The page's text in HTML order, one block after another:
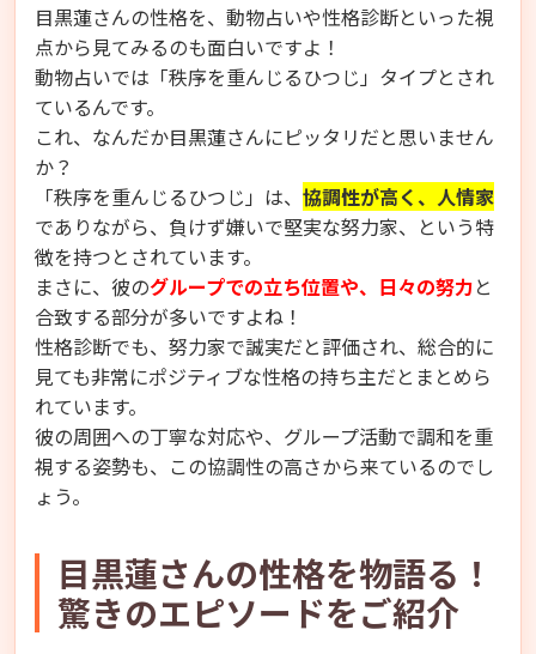
目黒蓮さんの性格を、動物占いや性格診断といった視
点から見てみるのも面白いですよ！
動物占いでは「秩序を重んじるひつじ」タイプとされ
ているんです。
これ、なんだか目黒蓮さんにピッタリだと思いません
か？
「秩序を重んじるひつじ」は、 協調性が高く、人情家
でありながら、負けず嫌いで堅実な努力家、という特
徴を持つとされています。
まさに、彼のグループでの立ち位置や、日々の努力と
合致する部分が多いですよね！
性格診断でも、努力家で誠実だと評価され、総合的に
見ても非常にポジティブな性格の持ち主だとまとめら
れています。
彼の周囲への丁寧な対応や、グループ活動で調和を重
視する姿勢も、この協調性の高さから来ているのでし
ょう。
目黒蓮さんの性格を物語る！
驚きのエピソードをご紹介